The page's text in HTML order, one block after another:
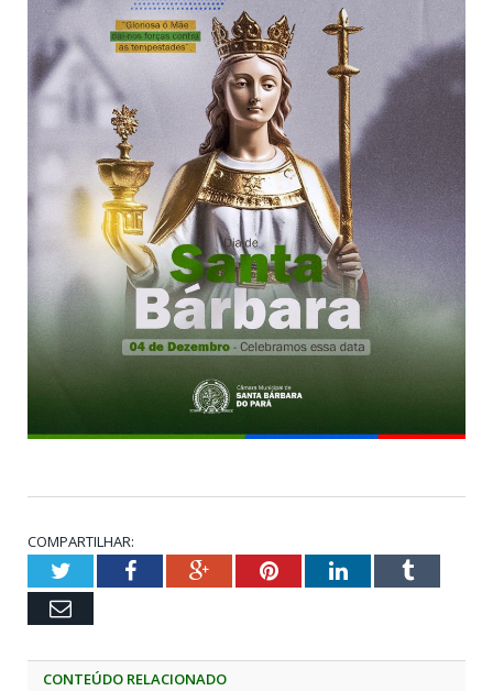
COMPARTILHAR:
TwitterFacebookGoogle+PinterestLinkedInTumblr
Email
CONTEÚDO RELACIONADO